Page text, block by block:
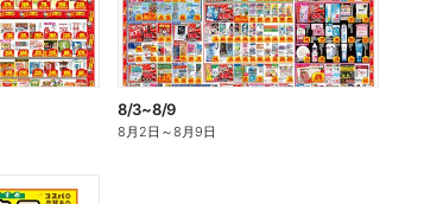
8/3~8/9
8月2日 ～8月9日